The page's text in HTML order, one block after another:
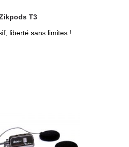
T3
liberté sans limites !